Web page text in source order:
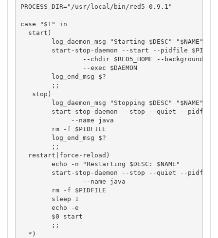
PROCESS_DIR="/usr/local/bin/red5-0.9.1"
case "$1"
in
  start
)
        log_daemon_msg
"Starting $DESC " " $NAME "
        start-stop-daemon
--start --pidfile
--chdir
$RED5_HOME --background
--exec
$DAEMON
        log_end_msg
$?
;;
   stop
)
        log_daemon_msg
"Stopping $DESC " " $NAME "
        start-stop-daemon
--stop --quiet
--pidfile
--name
java
rm
-f
$PIDFILE
        log_end_msg
$?
;;
  restart
force-reload )
echo
-n "Restarting $DESC : $NAME "
        start-stop-daemon
--stop --quiet
--pidfile
--name
java
rm
-f
$PIDFILE
sleep
1
echo
-e
$0 start
;;
* )